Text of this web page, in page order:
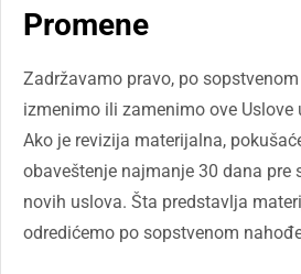
Promene
Zadržavamo pravo, po
izmenimo ili zamenimo ove Uslove
Ako je revizija materijalna,
obaveštenje najmanje 30 dana pre
novih uslova. Šta predstavlja
odredićemo po sopstvenom